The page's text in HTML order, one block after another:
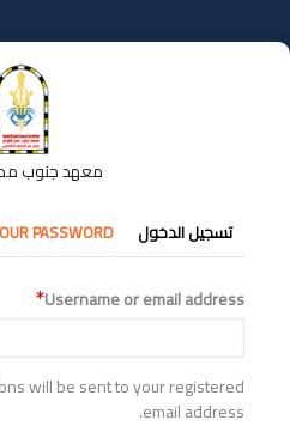
إلى
المحتوى
معهد جنوب
التبويبات
الأساسية
تسجيل الدخول PASSWORD
Username or email address
will be sent to your registered
email address.